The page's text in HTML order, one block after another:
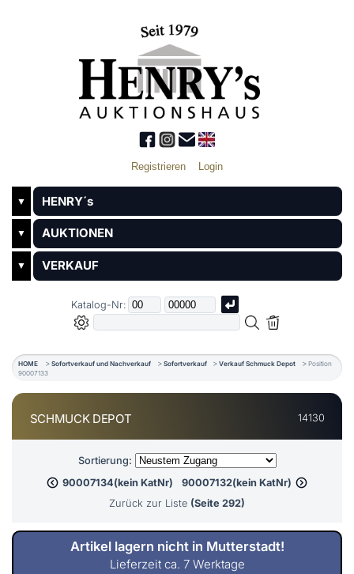
Registrieren Login
▼ HENRY´s
▼ AUKTIONEN
▼ VERKAUF
Katalog-Nr:
HOME Sofortverkauf und Nachverkauf Sofortverkauf Verkauf Schmuck Depot
Position
90007133
SCHMUCK DEPOT 14130
Sortierung:
90007134(kein KatNr)
90007132(kein KatNr)
Zurück zur Liste (Seite 292)
Artikel lagern nicht in Mutterstadt!
Lieferzeit ca. 7 Werktage